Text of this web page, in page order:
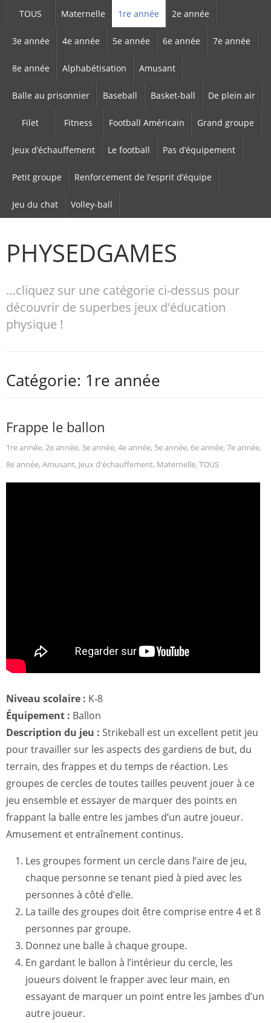
TOUS Maternelle 1re année 2e année
3e année 4e année 5e année 6e année 7e année
8e année Alphabétisation Amusant
Balle au prisonnier Baseball Basket-ball De plein air
Filet Fitness Football Américain Grand groupe
Jeux d’échauffement Le football Pas d’équipement
Petit groupe Renforcement de l’esprit d’équipe
Jeu du chat Volley-ball
PHYSEDGAMES
…cliquez sur une catégorie ci-dessus pour
découvrir de superbes jeux d'éducation
physique !
Catégorie: 1re année
Frappe le ballon
1re année, 2e année, 3e année, 4e année, 5e année, 6e année, 7e année,
8e année, Amusant, Jeux d'échauffement, Maternelle, TOUS
Niveau scolaire : K-8
Équipement : Ballon
Description du jeu : Strikeball est un excellent petit jeu
pour travailler sur les aspects des gardiens de but, du
terrain, des frappes et du temps de réaction. Les
groupes de cercles de toutes tailles peuvent jouer à ce
jeu ensemble et essayer de marquer des points en
frappant la balle entre les jambes d’un autre joueur.
Amusement et entraînement continus.
Les groupes forment un cercle dans l’aire de jeu,
chaque personne se tenant pied à pied avec les
personnes à côté d’elle.
La taille des groupes doit être comprise entre 4 et 8
personnes par groupe.
Donnez une balle à chaque groupe.
En gardant le ballon à l’intérieur du cercle, les
joueurs doivent le frapper avec leur main, en
essayant de marquer un point entre les jambes d’un
autre joueur.